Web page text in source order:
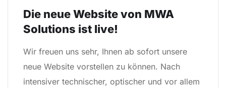
Die neue Website von MWA
Solutions ist live!
Wir freuen uns sehr, Ihnen ab sofort unsere
neue Website vorstellen zu können. Nach
intensiver technischer, optischer und vor allem